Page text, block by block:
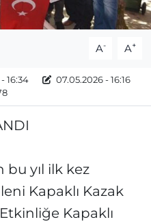
A- A+
16:34
07.05.2026 - 16:16
yıl ilk kez
Kapaklı Kazak
Kapaklı